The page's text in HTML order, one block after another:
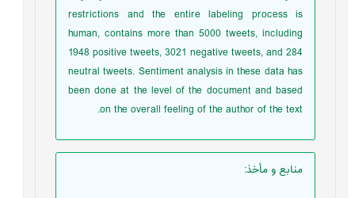
restrictions and the entire labeling process is
human, contains more than 5000 tweets, including
1948 positive tweets, 3021 negative tweets, and 284
neutral tweets. Sentiment analysis in these data has
been done at the level of the document and based
on the overall feeling of the author of the text.
منابع و مأخذ: